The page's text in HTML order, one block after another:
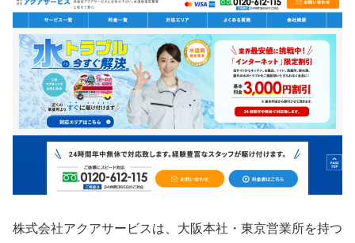
株式会社アクアサービスは、大阪本社・東京営業所を持つ